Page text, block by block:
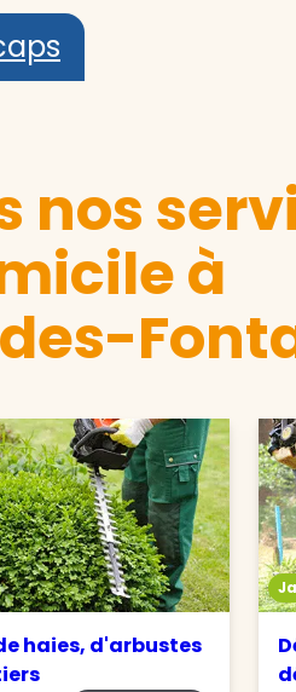
nos
à
haies, d'arbustes